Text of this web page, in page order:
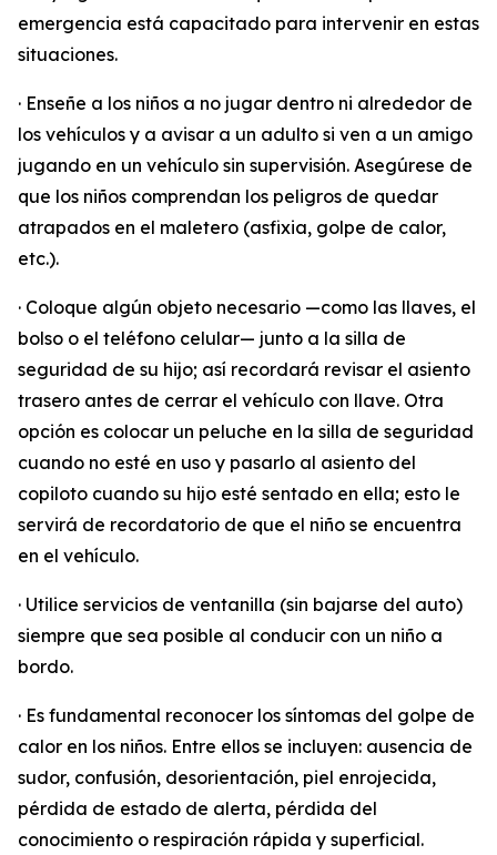
emergencia está capacitado para intervenir en estas
situaciones.
· Enseñe a los niños a no jugar dentro ni alrededor de
los vehículos y a avisar a un adulto si ven a un amigo
jugando en un vehículo sin supervisión. Asegúrese de
que los niños comprendan los peligros de quedar
atrapados en el maletero (asfixia, golpe de calor,
etc.).
· Coloque algún objeto necesario —como las llaves, el
bolso o el teléfono celular— junto a la silla de
seguridad de su hijo; así recordará revisar el asiento
trasero antes de cerrar el vehículo con llave. Otra
opción es colocar un peluche en la silla de seguridad
cuando no esté en uso y pasarlo al asiento del
copiloto cuando su hijo esté sentado en ella; esto le
servirá de recordatorio de que el niño se encuentra
en el vehículo.
· Utilice servicios de ventanilla (sin bajarse del auto)
siempre que sea posible al conducir con un niño a
bordo.
· Es fundamental reconocer los síntomas del golpe de
calor en los niños. Entre ellos se incluyen: ausencia de
sudor, confusión, desorientación, piel enrojecida,
pérdida de estado de alerta, pérdida del
conocimiento o respiración rápida y superficial.